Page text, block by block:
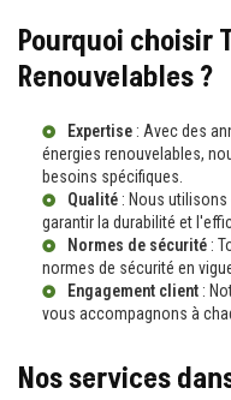
Pourquoi choisir
Renouvelables ?
Expertise : Avec des
énergies renouvelables,
besoins spécifiques.
Qualité : Nous
garantir la durabilité et
Normes de sécurité :
normes de sécurité en
Engagement client :
vous accompagnons à
Nos services